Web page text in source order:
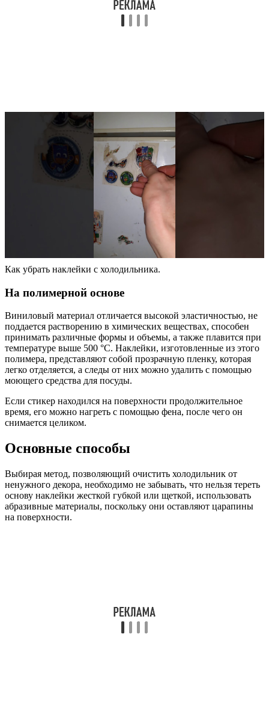
Как убрать наклейки с холодильника.
На полимерной основе
Виниловый материал отличается высокой эластичностью, не
поддается растворению в химических веществах, способен
принимать различные формы и объемы, а также плавится при
температуре выше 500 °С. Наклейки, изготовленные из этого
полимера, представляют собой прозрачную пленку, которая
легко отделяется, а следы от них можно удалить с помощью
моющего средства для посуды.
Если стикер находился на поверхности продолжительное
время, его можно нагреть с помощью фена, после чего он
снимается целиком.
Основные способы
Выбирая метод, позволяющий очистить холодильник от
ненужного декора, необходимо не забывать, что нельзя тереть
основу наклейки жесткой губкой или щеткой, использовать
абразивные материалы, поскольку они оставляют царапины
на поверхности.